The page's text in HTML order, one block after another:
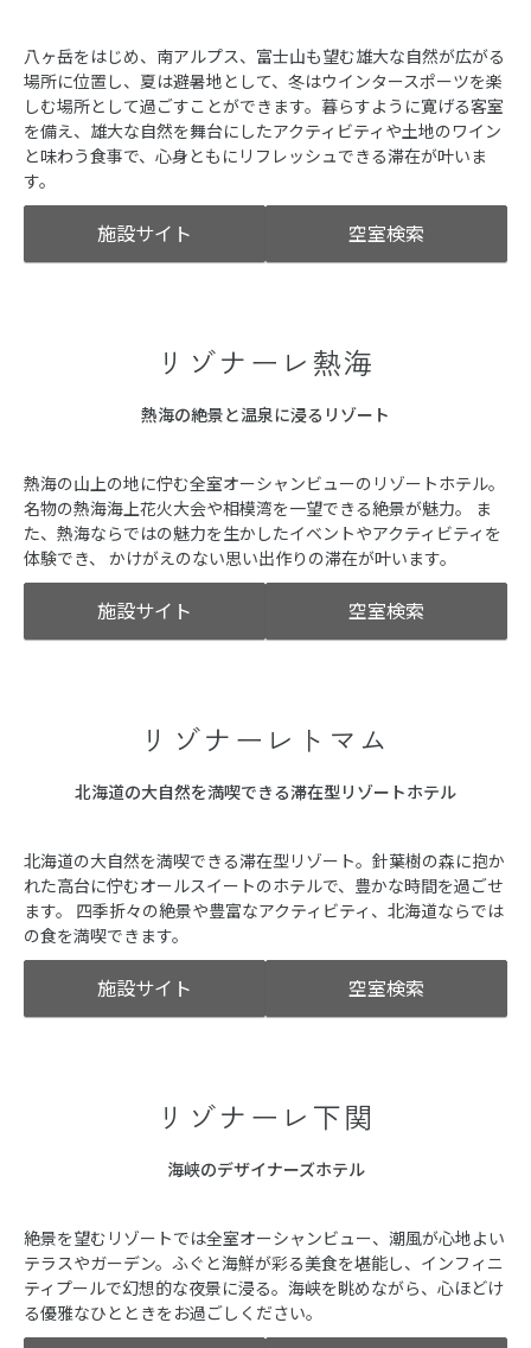
八ヶ岳をはじめ、南アルプス、富士山も望む雄大な自然が広がる
場所に位置し、夏は避暑地として、冬はウインタースポーツを楽
しむ場所として過ごすことができます。暮らすように寛げる客室
を備え、雄大な自然を舞台にしたアクティビティや土地のワイン
と味わう食事で、心身ともにリフレッシュできる滞在が叶いま
す。
施設サイト 空室検索
リゾナーレ熱海
熱海の絶景と温泉に浸るリゾート
熱海の山上の地に佇む全室オーシャンビューのリゾートホテル。
名物の熱海海上花火大会や相模湾を一望できる絶景が魅力。 ま
た、熱海ならではの魅力を生かしたイベントやアクティビティを
体験でき、 かけがえのない思い出作りの滞在が叶います。
施設サイト 空室検索
リゾナーレトマム
北海道の大自然を満喫できる滞在型リゾートホテル
北海道の大自然を満喫できる滞在型リゾート。針葉樹の森に抱か
れた高台に佇むオールスイートのホテルで、豊かな時間を過ごせ
ます。 四季折々の絶景や豊富なアクティビティ、北海道ならでは
の食を満喫できます。
施設サイト 空室検索
リゾナーレ下関
海峡のデザイナーズホテル
絶景を望むリゾートでは全室オーシャンビュー、潮風が心地よい
テラスやガーデン。ふぐと海鮮が彩る美食を堪能し、インフィニ
ティプールで幻想的な夜景に浸る。海峡を眺めながら、心ほどけ
る優雅なひとときをお過ごしください。